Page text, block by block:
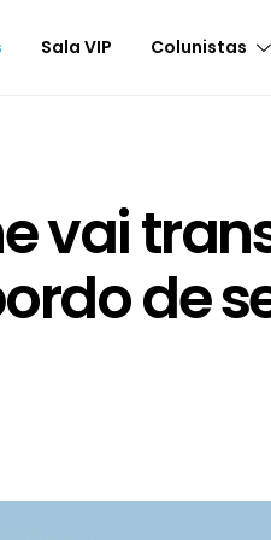
Sala VIP Colunistas
vai
de